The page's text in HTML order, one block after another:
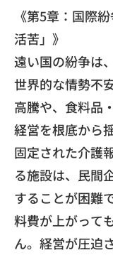
《第5章：国際
活苦」》
遠い国の紛争は
世界的な情勢不
高騰や、食料品・
経営を根底から
固定された介護
る施設は、 民間
することが困難
料費が上がっても
ん。経営が圧迫